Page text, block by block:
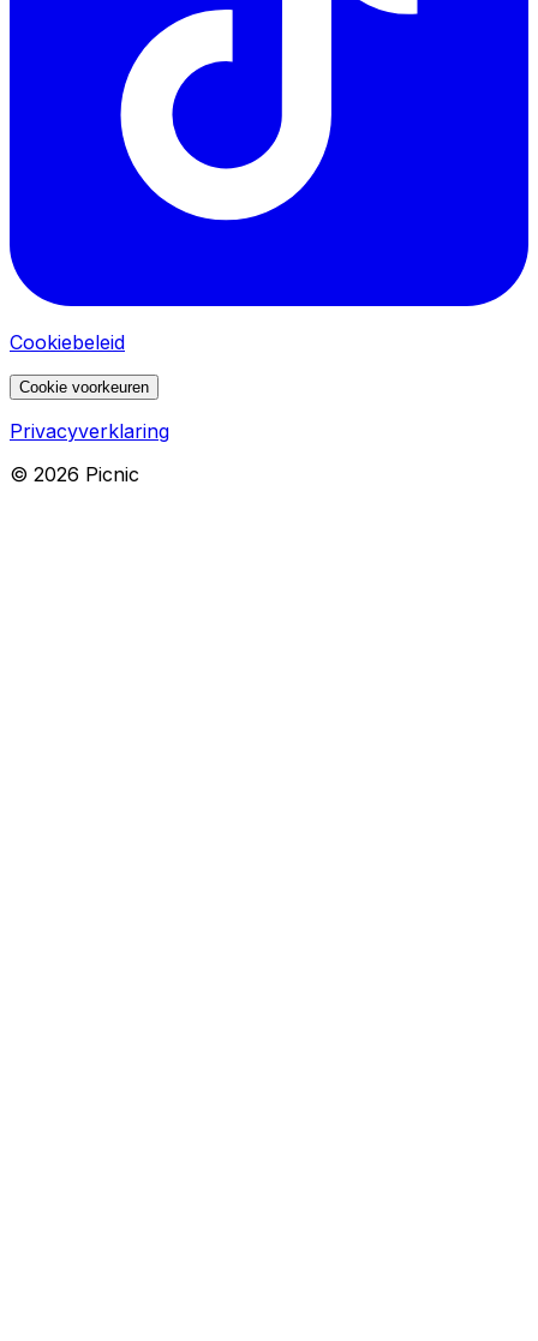
Cookiebeleid
Cookie voorkeuren
Privacyverklaring
© 2026 Picnic